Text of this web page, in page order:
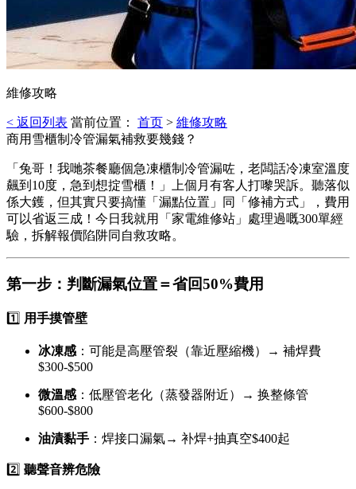
維修攻略
< 返回列表 當前位置： 首页 > 維修攻略
商用雪櫃制冷管漏氣補救要幾錢？
「兔哥！我哋茶餐廳個急凍櫃制冷管漏咗，老闆話冷凍室溫度
飆到10度，急到想掟雪櫃！」上個月有客人打嚟哭訴。聽落似
係大鑊，但其實只要搞懂「漏點位置」同「修補方式」，費用
可以省返三成！今日我就用「家電維修站」處理過嘅300單經
驗，拆解報價陷阱同自救攻略。
第一步：判斷漏氣位置＝省回50%費用
1️⃣ 用手摸管壁
冰凍感 ：可能是高壓管裂（靠近壓縮機）→ 補焊費
$300-$500
微溫感 ：低壓管老化（蒸發器附近）→ 换整條管
$600-$800
油漬黏手 ：焊接口漏氣→ 补焊+抽真空$400起
2️⃣ 聽聲音辨危險